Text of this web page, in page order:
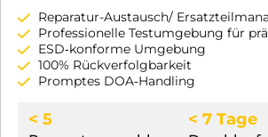
Reparatur-Austausch/
Professionelle Testumgebung für
ESD‑konforme Umgebung
100% Rückverfolgbarkeit
Promptes DOA‑Handling
< 5 < 7 Tage